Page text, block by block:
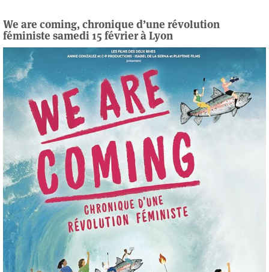
We are coming, chronique d’une révolution
féministe samedi 15 février à Lyon